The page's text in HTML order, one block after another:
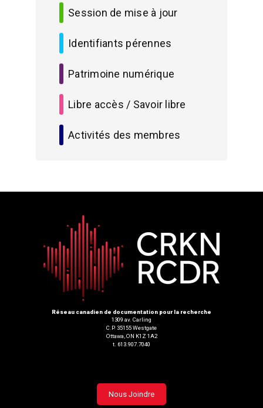
Session de mise à jour
Identifiants pérennes
Patrimoine numérique
Libre accès / Savoir libre
Activités des membres
Réseau canadien de documentation pour la recherche
1309 av. Carling
C.P. 35155 Westgate
Ottawa, ON K1Z 1A2
t. 613.907.7040
FooterNous Joindre